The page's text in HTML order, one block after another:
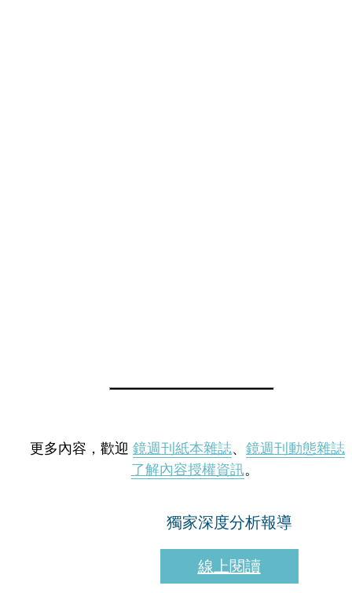
更多內容，歡迎 鏡週刊紙本雜誌、 鏡週刊動態雜誌
了解內容授權資訊。
獨家深度分析報導
線上閱讀